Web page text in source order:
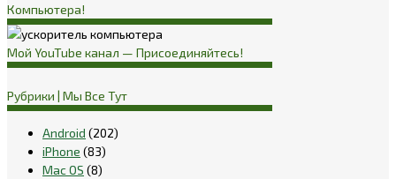
Компьютера!
Мой YouTube канал — Присоединяйтесь!
Рубрики | Мы Все Тут
Android (202)
iPhone (83)
Mac OS (8)